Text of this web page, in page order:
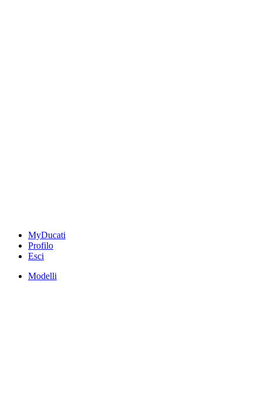
MyDucati
Profilo
Esci
Modelli